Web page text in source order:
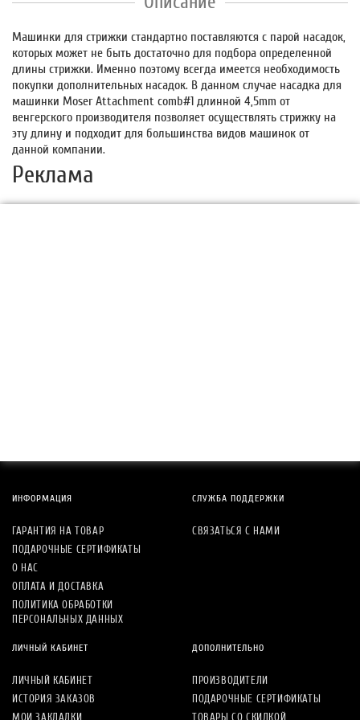
Машинки для стрижки стандартно поставляются с парой насадок,
которых может не быть достаточно для подбора определенной
длины стрижки. Именно поэтому всегда имеется необходимость
покупки дополнительных насадок. В данном случае насадка для
машинки Moser Attachment comb#1 длинной 4,5mm от
венгерского производителя позволяет осуществлять стрижку на
эту длину и подходит для большинства видов машинок от
данной компании.
Реклама
ИНФОРМАЦИЯ
ГАРАНТИЯ НА ТОВАР
ПОДАРОЧНЫЕ СЕРТИФИКАТЫ
О НАС
ОПЛАТА И ДОСТАВКА
ПОЛИТИКА ОБРАБОТКИ
ПЕРСОНАЛЬНЫХ ДАННЫХ
СЛУЖБА ПОДДЕРЖКИ
СВЯЗАТЬСЯ С НАМИ
ЛИЧНЫЙ КАБИНЕТ
ЛИЧНЫЙ КАБИНЕТ
ИСТОРИЯ ЗАКАЗОВ
МОИ ЗАКЛАДКИ
ДОПОЛНИТЕЛЬНО
ПРОИЗВОДИТЕЛИ
ПОДАРОЧНЫЕ СЕРТИФИКАТЫ
ТОВАРЫ СО СКИДКОЙ